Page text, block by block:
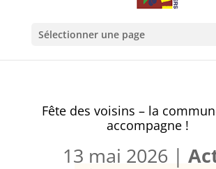
Sélectionner une page
Fête des voisins – la
accompagne !
13 mai 2026 |